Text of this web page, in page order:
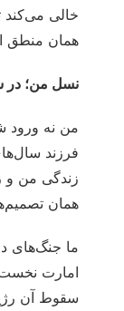
خالی می‌کند
همان منطق
نسل من؛ در
من نه ورود
فرزند
زندگی من و
همان
ما جنگ‌های
امارت نخست
سقوط آن